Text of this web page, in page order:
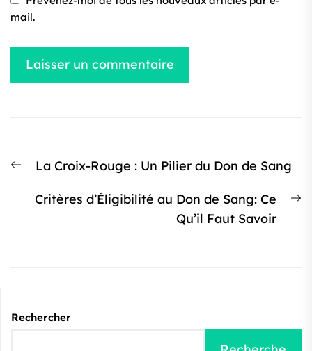
mail.
de
l’article
ArticleLa Croix-Rouge : Un Pilier du Don de Sang
Critères d’Éligibilité au Don de Sang: Ce
Qu’il Faut Savoir
Rechercher